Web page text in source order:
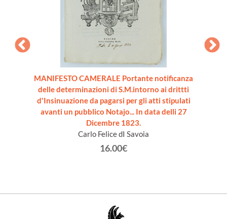
MANIFESTO CAMERALE Portante notificanza
delle determinazioni di S.M.intorno ai drittti
d'Insinuazione da pagarsi per gli atti stipulati
avanti un pubblico Notajo... In data delli 27
Dicembre 1823.
Carlo Felice dI Savoia
16.00€